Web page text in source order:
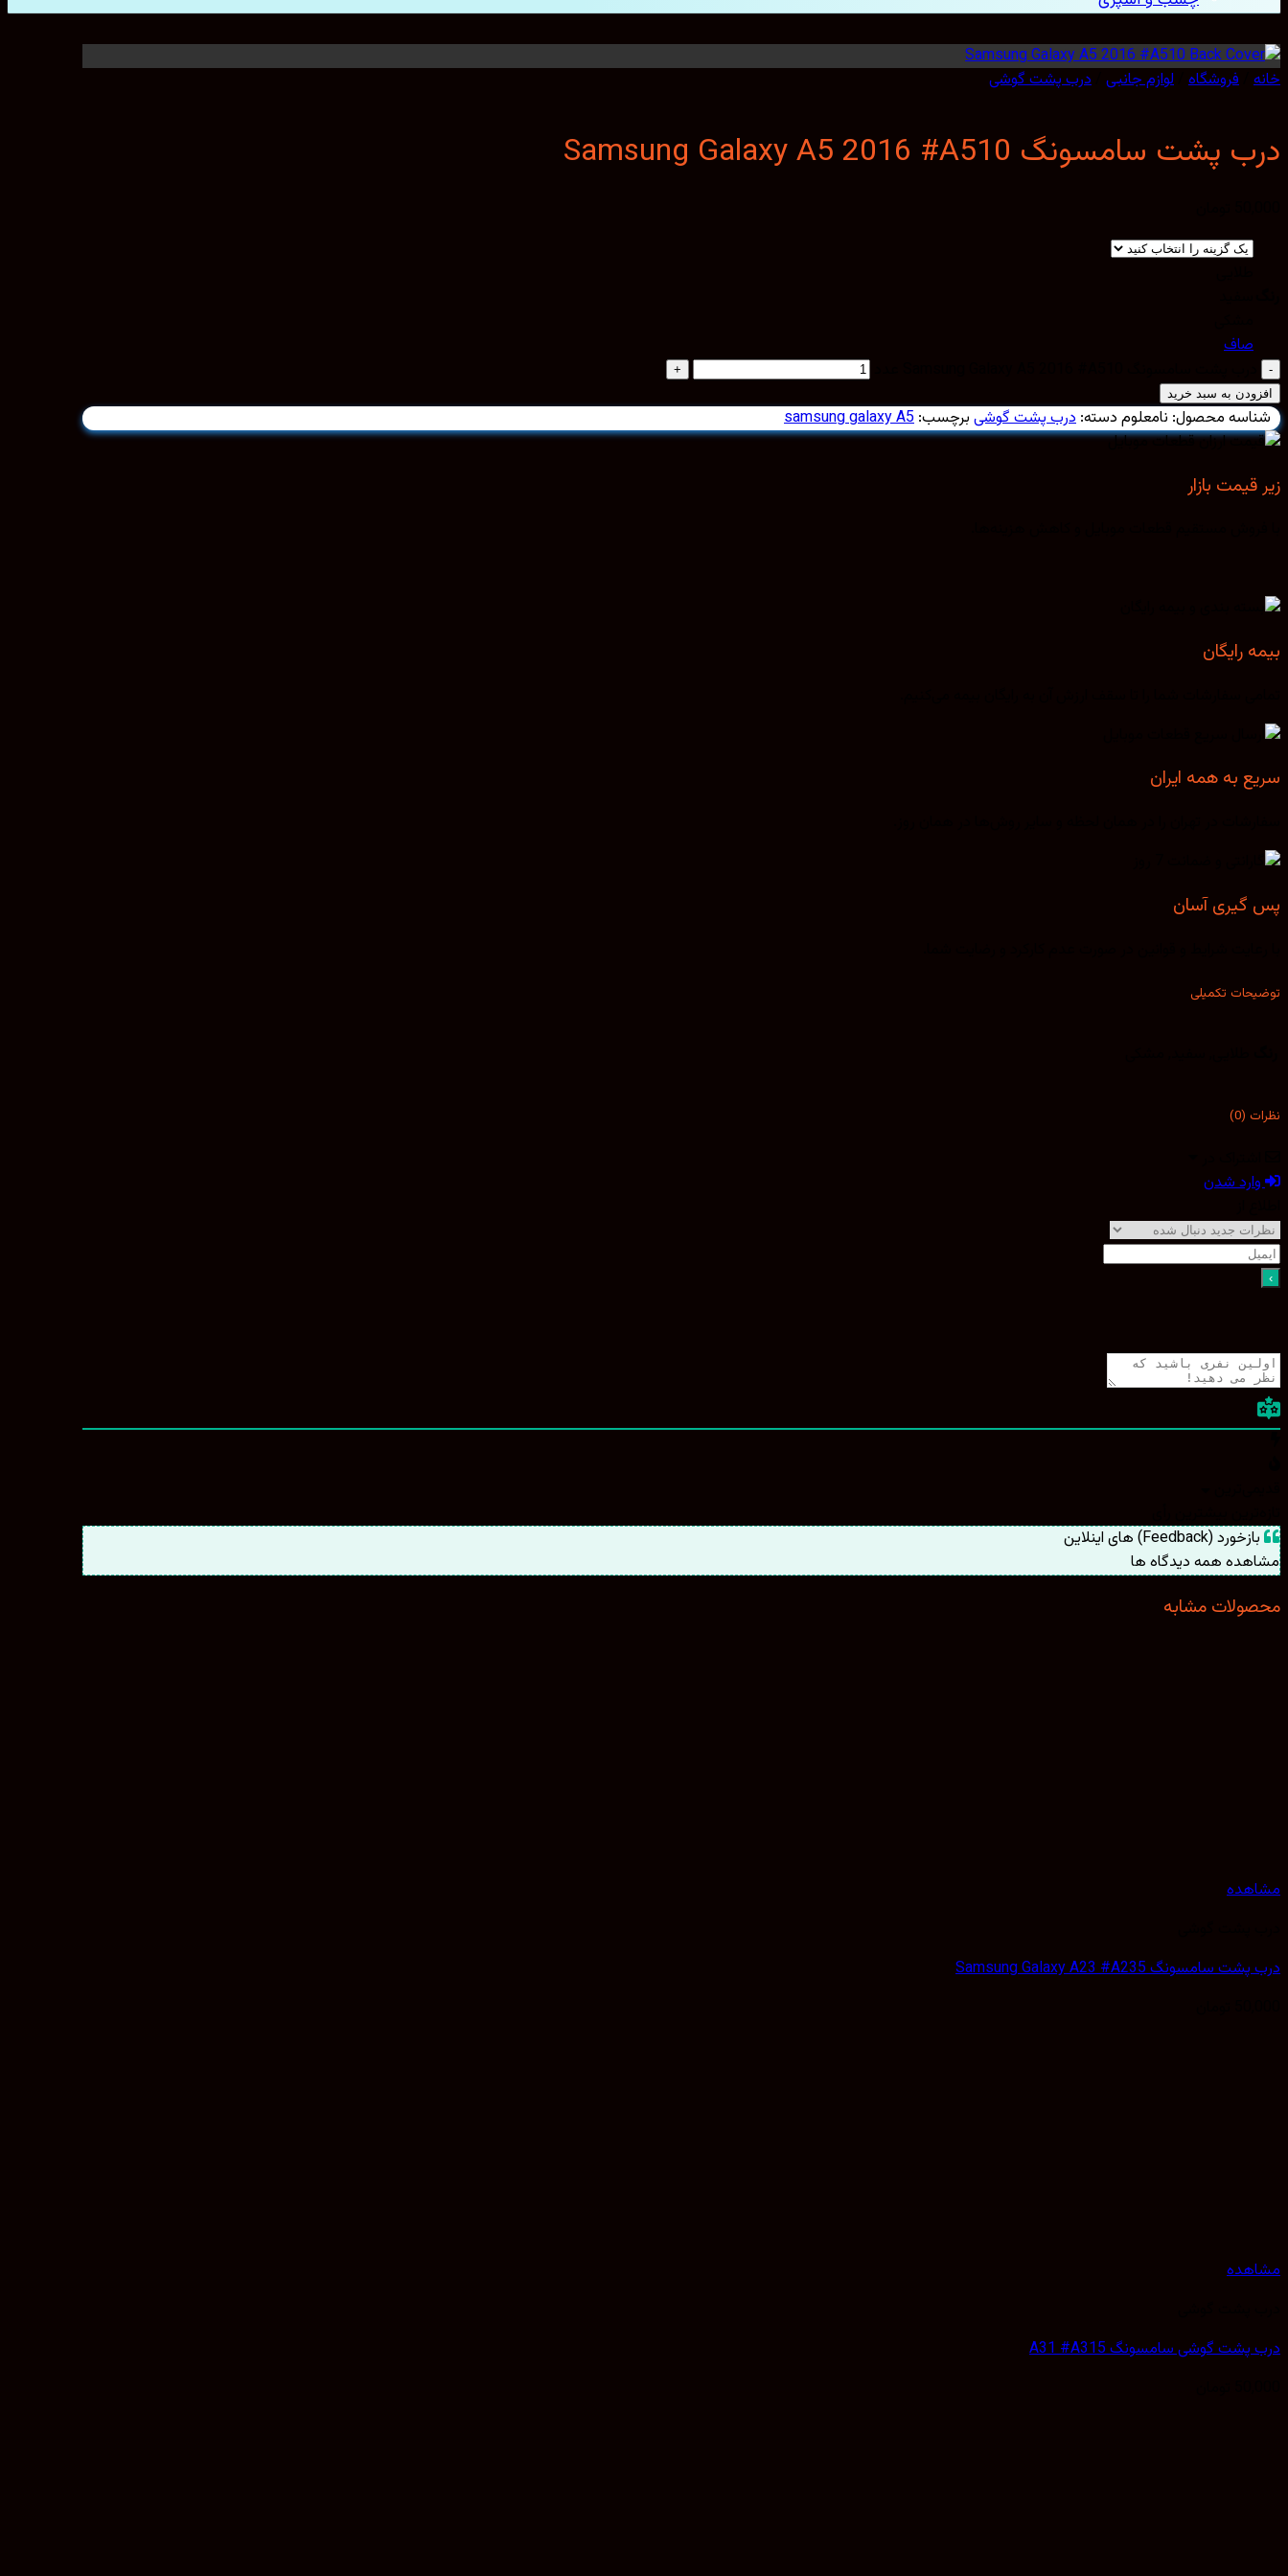
خانه فروشگاه لوازم جانبی درب پشت گوشی
درب پشت سامسونگ Samsung Galaxy A5 2016 #A510
صاف
افزودن به سبد خرید
شناسه محصول: نامعلوم دسته: درب پشت گوشی برچسب: samsung galaxy A5
زیر قیمت بازار
بیمه رایگان
سریع به همه ایران
پس گیری آسان
توضیحات تکمیلی
نظرات (0)
وارد شدن
بازخورد (Feedback) های اینلاین
مشاهده همه دیدگاه ها
محصولات مشابه
مشاهده
درب پشت سامسونگ Samsung Galaxy A23 #A235
مشاهده
درب پشت گوشی سامسونگ A31 #A315